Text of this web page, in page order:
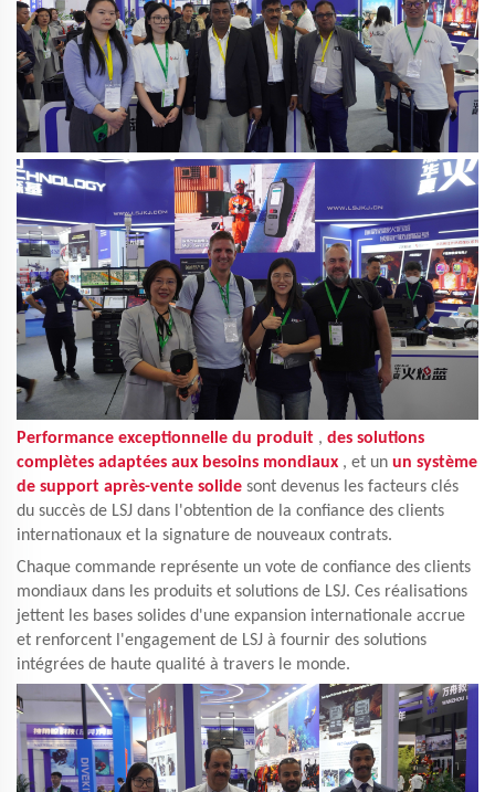
Performance exceptionnelle du produit , des solutions
complètes adaptées aux besoins mondiaux , et un un système
de support après-vente solide sont devenus les facteurs clés
du succès de LSJ dans l'obtention de la confiance des clients
internationaux et la signature de nouveaux contrats.
Chaque commande représente un vote de confiance des clients
mondiaux dans les produits et solutions de LSJ. Ces réalisations
jettent les bases solides d'une expansion internationale accrue
et renforcent l'engagement de LSJ à fournir des solutions
intégrées de haute qualité à travers le monde.